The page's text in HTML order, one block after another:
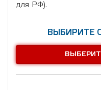
для РФ).
ВЫБИРИТЕ